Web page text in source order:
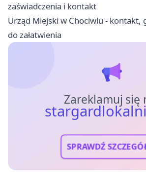
zaświadczenia i kontakt
Urząd Miejski w Chociwlu - kontakt,
do załatwienia
Zareklamuj się
SPRAWDŹ